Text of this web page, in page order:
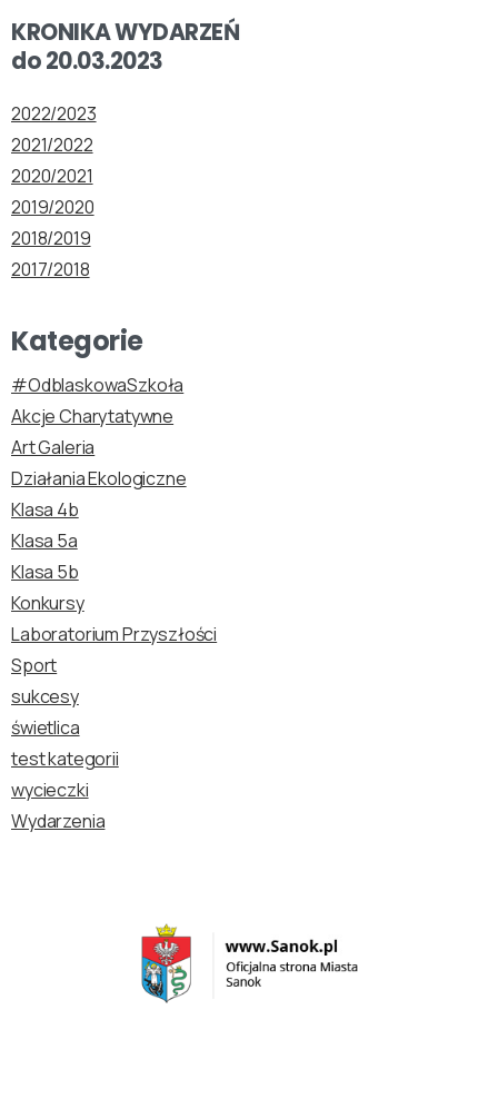
KRONIKA WYDARZEŃ
do 20.03.2023
2022/2023
2021/2022
2020/2021
2019/2020
2018/2019
2017/2018
Kategorie
#OdblaskowaSzkoła
Akcje Charytatywne
Art Galeria
Działania Ekologiczne
Klasa 4b
Klasa 5a
Klasa 5b
Konkursy
Laboratorium Przyszłości
Sport
sukcesy
świetlica
test kategorii
wycieczki
Wydarzenia